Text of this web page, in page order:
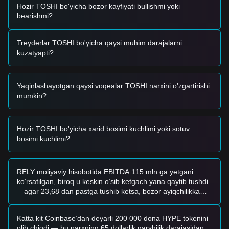
Savdo Signallari
Hozirgi texnik tuzilish va bozor impulsiga asoslanib, quyidagi
savdo strategiyalari ma'lumot uchun berilgan:
Mumkin Bo'lgan Sotib Olish Zonasi
• Agar Toshi narxi
$0.000100 ga yaqinlashsa va tiklanish
signali (masalan, bullish engulfing sham) ko'rsatsa, qisqa
muddatli sotib olish imkoniyatini shakllantirishi mumkin.
bilan buzib o'tsa, bu trendning teskarilanishi va yangi o'sish
harakatini tasdiqlashi mumkin.
• Agar Toshi narxi$0.000100dan pastga tushsa, bozor
chuqurroq moslashish bosqichiga kirishi mumkin, potensial
ravishda $0.000095 atrofida yillik minimal darajalarni sinab
Sotib Olish Strategiyasi
Hozirgi bozor tuzilishiga asoslanib, quyidagi ma'lumot
strategiyalari taqdim etilgan:
Konservativ Investorlar
samarali ravishda qayta tiklanishi va barqarorlashishini
kuting.
Hozir TOSHI bo'yicha bozor kayfiyati bullishmi yoki
bearishmi?
Treyderlar TOSHI bo'yicha qaysi muhim darajalarni
kuzatyapti?
Yaqinlashayotgan qaysi voqealar TOSHI narxini o'zgartirishi
mumkin?
Hozir TOSHI bo'yicha xarid bosimi kuchlimi yoki sotuv
bosimi kuchlimi?
RELY moliyaviy hisobotida EBITDA 115 mln ga yetgani
ko‘rsatilgan, biroq u keskin o‘sib ketgach yana qaytib tushdi
—agar 23,68 dan pastga tushib ketsa, bozor ayiqchilikka
Katta kit Coinbase’dan deyarli 200 000 dona HYPE tokenini